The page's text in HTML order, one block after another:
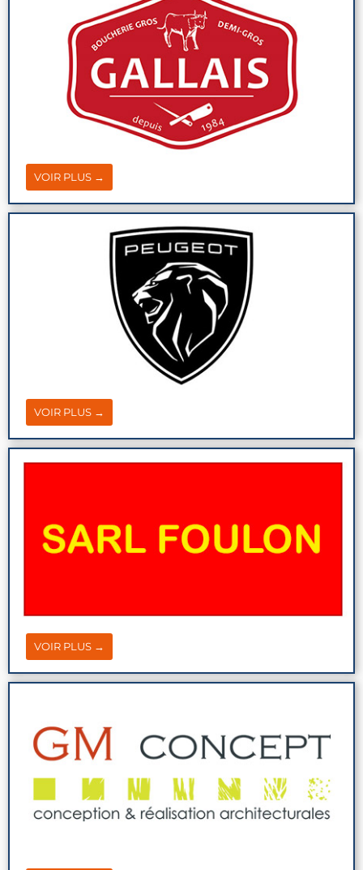
VOIR PLUS →
VOIR PLUS →
VOIR PLUS →